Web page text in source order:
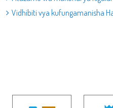
Vidhibiti vya kufungamanisha